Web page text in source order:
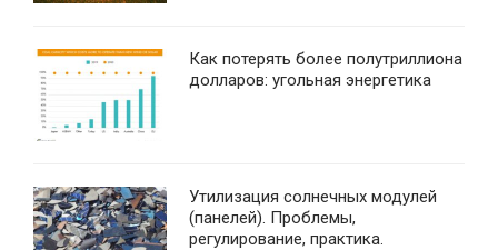
Как потерять более полутриллиона
долларов: угольная энергетика
Утилизация солнечных модулей
(панелей). Проблемы,
регулирование, практика.